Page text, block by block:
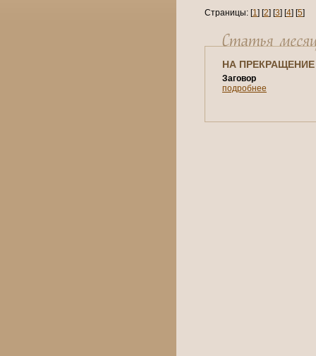
Страницы: [1] [2] [3] [4] [5]
НА
Заговор
подробнее